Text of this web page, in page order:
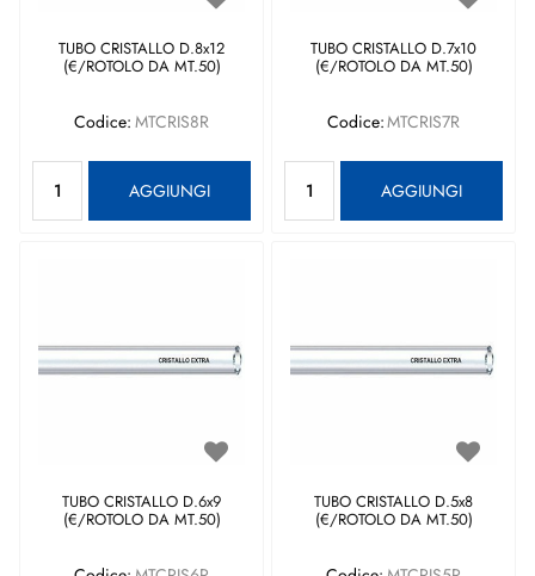
TUBO CRISTALLO D.8x12
(€/ROTOLO DA MT.50)
Codice: MTCRIS8R
AGGIUNGI
TUBO CRISTALLO D.7x10
(€/ROTOLO DA MT.50)
Codice:MTCRIS7R
AGGIUNGI
TUBO CRISTALLO D.6x9
(€/ROTOLO DA MT.50)
TUBO CRISTALLO D.5x8
(€/ROTOLO DA MT.50)